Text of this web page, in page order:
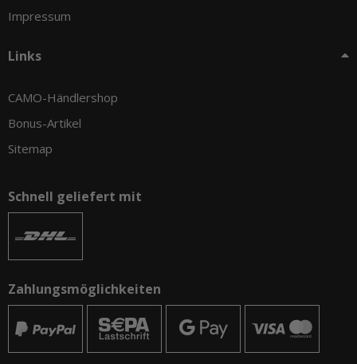
Impressum
Links
CAMO-Händlershop
Bonus-Artikel
Sitemap
Schnell geliefert mit
Zahlungsmöglichkeiten